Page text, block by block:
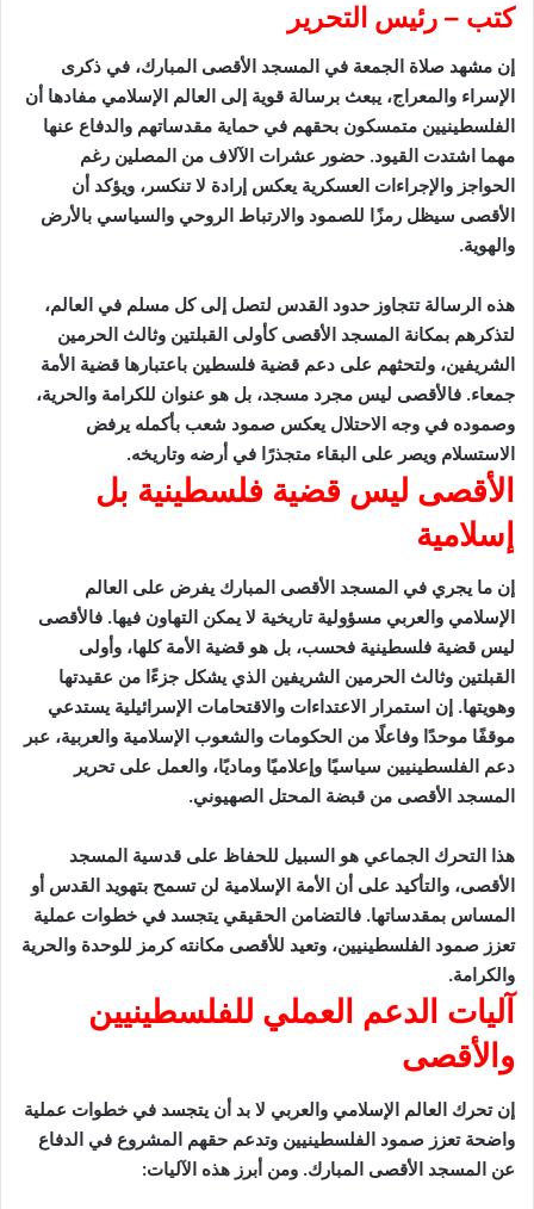
كتب – رئيس التحرير
إن مشهد صلاة الجمعة في المسجد الأقصى المبارك، في ذكرى
الإسراء والمعراج، يبعث برسالة قوية إلى العالم الإسلامي مفادها أن
الفلسطينيين متمسكون بحقهم في حماية مقدساتهم والدفاع عنها
مهما اشتدت القيود. حضور عشرات الآلاف من المصلين رغم
الحواجز والإجراءات العسكرية يعكس إرادة لا تنكسر، ويؤكد أن
الأقصى سيظل رمزًا للصمود والارتباط الروحي والسياسي بالأرض
والهوية.
هذه الرسالة تتجاوز حدود القدس لتصل إلى كل مسلم في العالم،
لتذكرهم بمكانة المسجد الأقصى كأولى القبلتين وثالث الحرمين
الشريفين، ولتحثهم على دعم قضية فلسطين باعتبارها قضية الأمة
جمعاء. فالأقصى ليس مجرد مسجد، بل هو عنوان للكرامة والحرية،
وصموده في وجه الاحتلال يعكس صمود شعب بأكمله يرفض
الاستسلام ويصر على البقاء متجذرًا في أرضه وتاريخه.
الأقصى ليس قضية فلسطينية بل
إسلامية
إن ما يجري في المسجد الأقصى المبارك يفرض على العالم
الإسلامي والعربي مسؤولية تاريخية لا يمكن التهاون فيها. فالأقصى
ليس قضية فلسطينية فحسب، بل هو قضية الأمة كلها، وأولى
القبلتين وثالث الحرمين الشريفين الذي يشكل جزءًا من عقيدتها
وهويتها. إن استمرار الاعتداءات والاقتحامات الإسرائيلية يستدعي
موقفًا موحدًا وفاعلًا من الحكومات والشعوب الإسلامية والعربية، عبر
دعم الفلسطينيين سياسيًا وإعلاميًا وماديًا، والعمل على تحرير
المسجد الأقصى من قبضة المحتل الصهيوني.
هذا التحرك الجماعي هو السبيل للحفاظ على قدسية المسجد
الأقصى، والتأكيد على أن الأمة الإسلامية لن تسمح بتهويد القدس أو
المساس بمقدساتها. فالتضامن الحقيقي يتجسد في خطوات عملية
تعزز صمود الفلسطينيين، وتعيد للأقصى مكانته كرمز للوحدة والحرية
والكرامة.
آليات الدعم العملي للفلسطينيين
والأقصى
إن تحرك العالم الإسلامي والعربي لا بد أن يتجسد في خطوات عملية
واضحة تعزز صمود الفلسطينيين وتدعم حقهم المشروع في الدفاع
عن المسجد الأقصى المبارك. ومن أبرز هذه الآليات: